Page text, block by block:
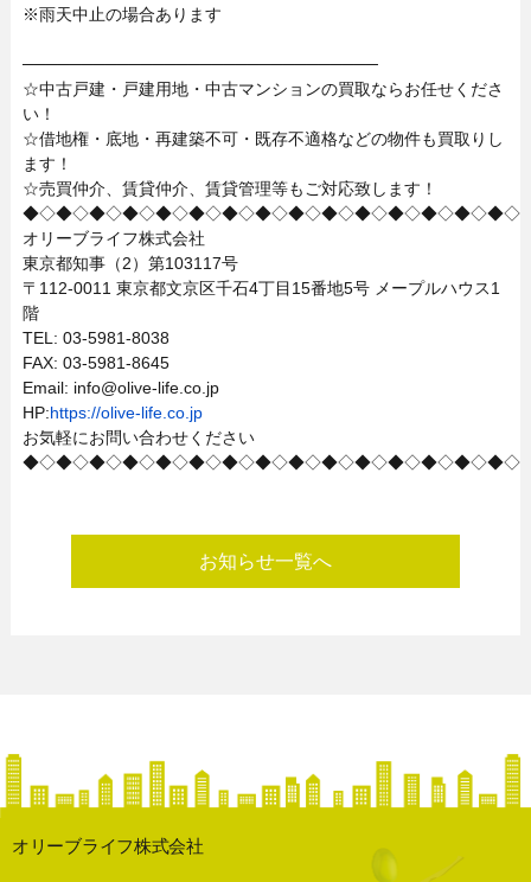
※雨天中止の場合あります
──────────────────────────────
☆中古戸建・戸建用地・中古マンションの買取ならお任せくださ
い！
☆借地権・底地・再建築不可・既存不適格などの物件も買取りし
ます！
☆売買仲介、賃貸仲介、賃貸管理等もご対応致します！
◆◇◆◇◆◇◆◇◆◇◆◇◆◇◆◇◆◇◆◇◆◇◆◇◆◇◆◇◆◇
オリーブライフ株式会社
東京都知事（2）第103117号
〒112-0011 東京都文京区千石4丁目15番地5号 メープルハウス1
階
TEL: 03-5981-8038
FAX: 03-5981-8645
Email: info@olive-life.co.jp
HP:https://olive-life.co.jp
お気軽にお問い合わせください
◆◇◆◇◆◇◆◇◆◇◆◇◆◇◆◇◆◇◆◇◆◇◆◇◆◇◆◇◆◇
お知らせ一覧へ
オリーブライフ株式会社